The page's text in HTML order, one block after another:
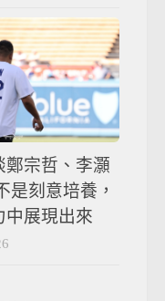
鄭宗哲、李灝
是刻意培養，
中展現出來